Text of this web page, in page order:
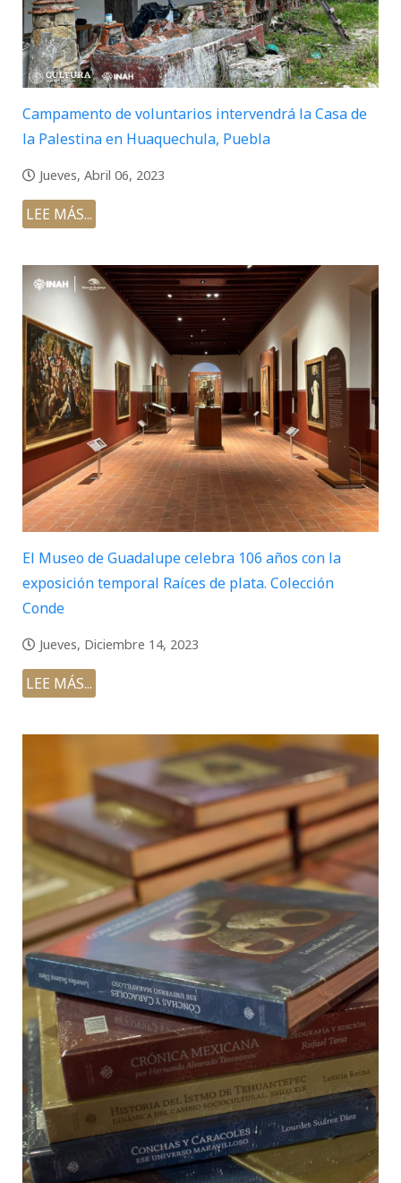
Campamento de voluntarios intervendrá la Casa de
la Palestina en Huaquechula, Puebla
Jueves, Abril 06, 2023
LEE MÁS...
El Museo de Guadalupe celebra 106 años con la
exposición temporal Raíces de plata. Colección
Conde
Jueves, Diciembre 14, 2023
LEE MÁS...